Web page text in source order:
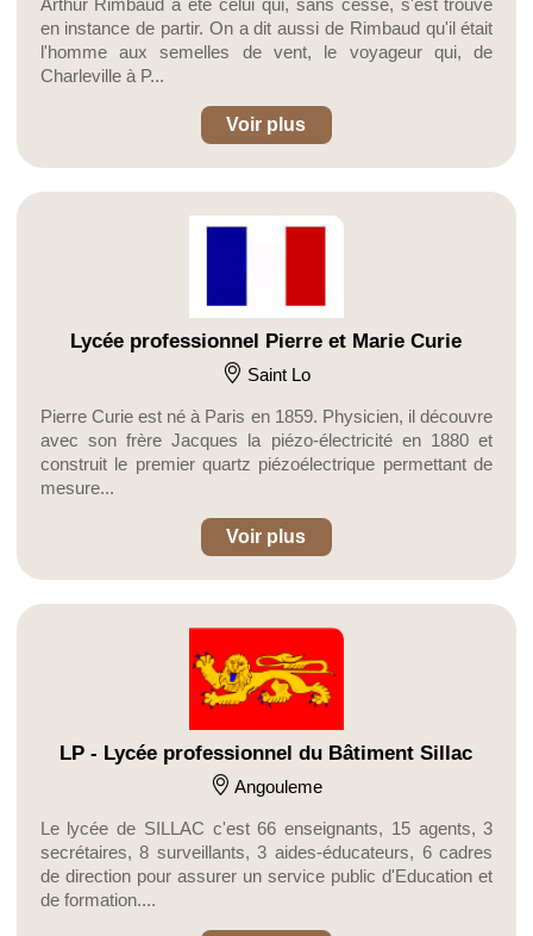
en instance de partir. On a dit aussi de Rimbaud qu'il était
l'homme aux semelles de vent, le voyageur qui, de
Charleville à P...
Voir plus
Lycée professionnel Pierre et Marie Curie
Saint Lo
Pierre Curie est né à Paris en 1859. Physicien, il découvre
avec son frère Jacques la piézo-électricité en 1880 et
construit le premier quartz piézoélectrique permettant de
mesure...
Voir plus
LP - Lycée professionnel du Bâtiment Sillac
Angouleme
Le lycée de SILLAC c'est 66 enseignants, 15 agents, 3
secrétaires, 8 surveillants, 3 aides-éducateurs, 6 cadres
de direction pour assurer un service public d'Education et
de formation....